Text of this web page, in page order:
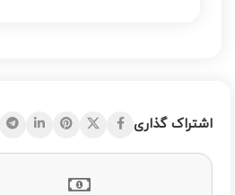
اشتراک گذاری